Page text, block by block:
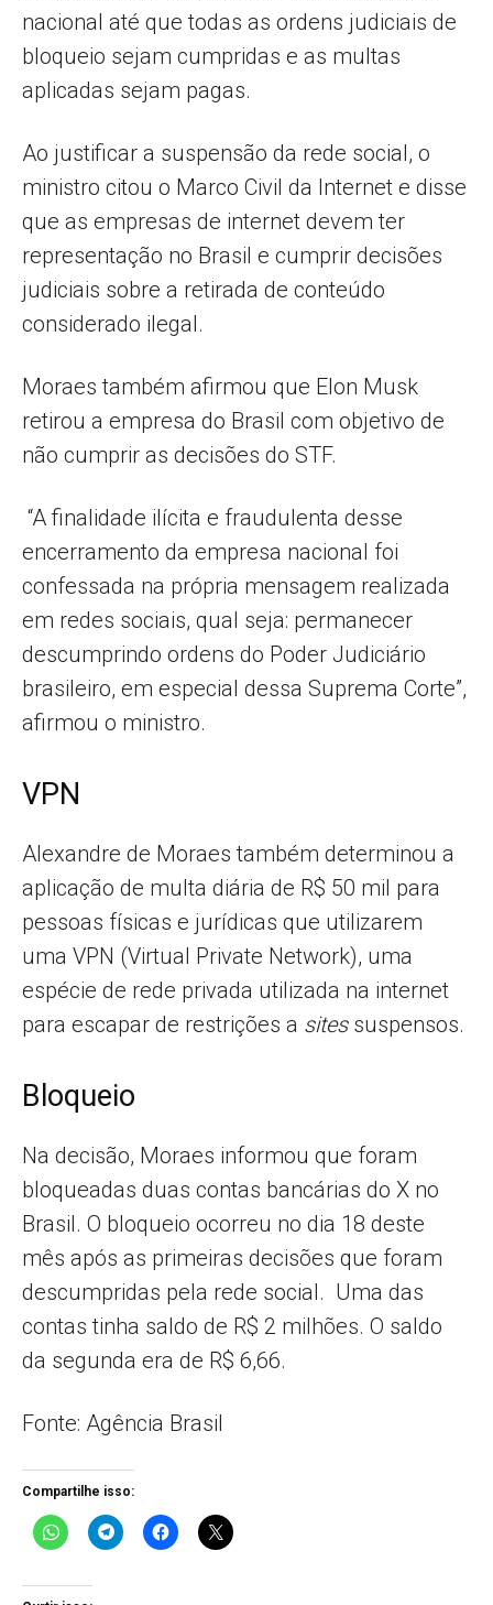
nacional até que todas as ordens judiciais de
bloqueio sejam cumpridas e as multas
aplicadas sejam pagas.
Ao justificar a suspensão da rede social, o
ministro citou o Marco Civil da Internet e disse
que as empresas de internet devem ter
representação no Brasil e cumprir decisões
judiciais sobre a retirada de conteúdo
considerado ilegal.
Moraes também afirmou que Elon Musk
retirou a empresa do Brasil com objetivo de
não cumprir as decisões do STF.
“A finalidade ilícita e fraudulenta desse
encerramento da empresa nacional foi
confessada na própria mensagem realizada
em redes sociais, qual seja: permanecer
descumprindo ordens do Poder Judiciário
brasileiro, em especial dessa Suprema Corte”,
afirmou o ministro.
VPN
Alexandre de Moraes também determinou a
aplicação de multa diária de R$ 50 mil para
pessoas físicas e jurídicas que utilizarem
uma VPN (Virtual Private Network), uma
espécie de rede privada utilizada na internet
para escapar de restrições a sitessuspensos.
Bloqueio
Na decisão, Moraes informou que foram
bloqueadas duas contas bancárias do X no
Brasil. O bloqueio ocorreu no dia 18 deste
mês após as primeiras decisões que foram
descumpridas pela rede social. Uma das
contas tinha saldo de R$ 2 milhões. O saldo
da segunda era de R$ 6,66.
Fonte: Agência Brasil
Compartilhe isso: